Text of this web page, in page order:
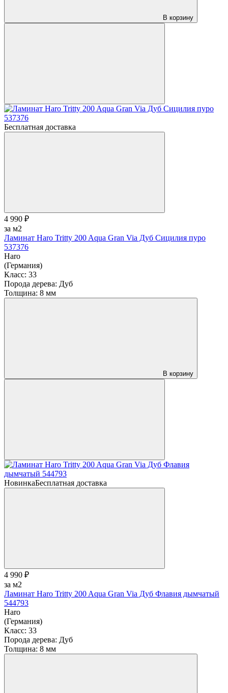
В корзину
Бесплатная доставка
4 990 ₽
за м2
Ламинат Haro Tritty 200 Aqua Gran Via Дуб Сицилия пуро
537376
Haro
(Германия)
Класс: 33
Порода дерева: Дуб
Толщина: 8 мм
В корзину
НовинкаБесплатная доставка
4 990 ₽
за м2
Ламинат Haro Tritty 200 Aqua Gran Via Дуб Флавия дымчатый
544793
Haro
(Германия)
Класс: 33
Порода дерева: Дуб
Толщина: 8 мм